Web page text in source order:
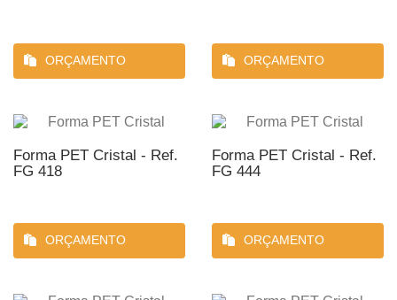
ORÇAMENTO ORÇAMENTO
Forma PET Cristal - Ref.
FG 418
ORÇAMENTO
Forma PET Cristal - Ref.
FG 444
ORÇAMENTO